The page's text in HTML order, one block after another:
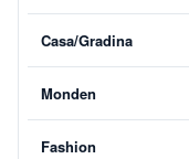
Casa/Gradina
Monden
Fashion